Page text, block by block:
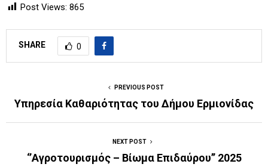
Post Views: 865
SHARE 0
PREVIOUS POST
Υπηρεσία Καθαριότητας του Δήμου Ερμιονίδας
NEXT POST
‘’Αγροτουρισμός – Βίωμα Επιδαύρου’’ 2025